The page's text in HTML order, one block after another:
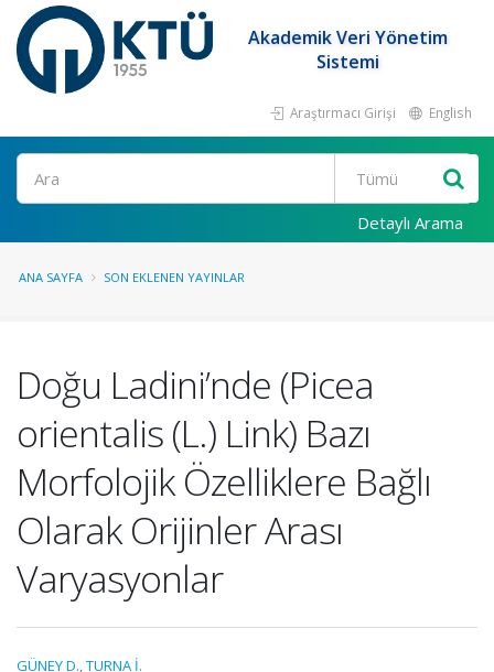
Akademik Veri Yönetim
Sistemi
Araştırmacı Girişi English
Ara
Detaylı Arama
ANA SAYFA SON EKLENEN YAYINLAR
Doğu Ladini’nde (Picea
orientalis (L.) Link) Bazı
Morfolojik Özelliklere Bağlı
Olarak Orijinler Arası
Varyasyonlar
GÜNEY D.,TURNA İ.